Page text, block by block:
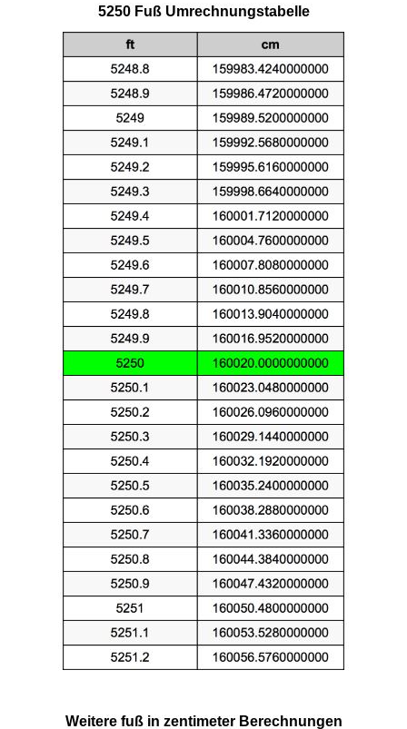
5250 Fuß Umrechnungstabelle
Weitere fuß in zentimeter Berechnungen